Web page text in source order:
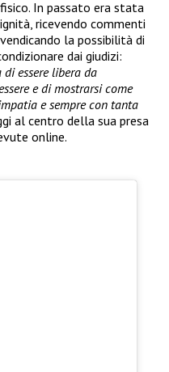
In passato era stata
ricevendo commenti
la possibilità di
dai giudizi:
essere libera da
e di mostrarsi come
e sempre con tanta
al centro della sua presa
online.